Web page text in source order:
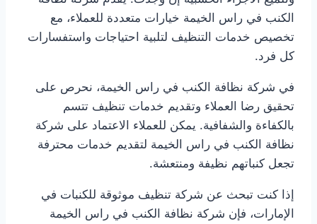
الكنب في راس الخيمة خيارات متعددة للعملاء، مع
تخصيص خدمات التنظيف لتلبية احتياجات واستفسارات
كل فرد.
في شركة نظافة الكنب في راس الخيمة، نحرص على
تحقيق رضا العملاء وتقديم خدمات تنظيف تتسم
بالكفاءة والشفافية. يمكن للعملاء الاعتماد على شركة
نظافة الكنب في راس الخيمة لتقديم خدمات محترفة
تجعل كنباتهم نظيفة ومنتعشة.
إذا كنت تبحث عن شركة تنظيف موثوقة للكنبات في
الإمارات، فإن شركة نظافة الكنب في راس الخيمة